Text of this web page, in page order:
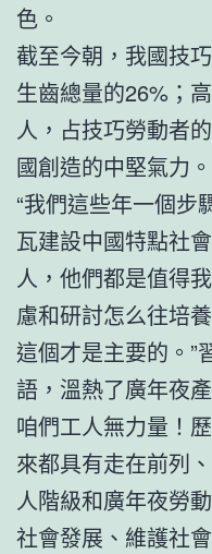
色。
截至今朝，我國技
生齒總量的26%；
人，占技巧勞動者
國創造的中堅氣力。
“我們這些年一個步
瓦建設中國特點社
人，他們都是值得
慮和研討怎么往培
這個才是主要的。”
語，溫熱了廣年夜
咱們工人無力量！
來都具有走在前列
人階級和廣年夜勞
社會發展、維護社